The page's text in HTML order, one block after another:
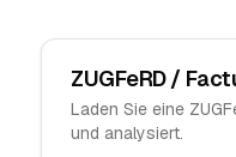
ZUGFeRD /
Laden Sie eine
und analysiert.